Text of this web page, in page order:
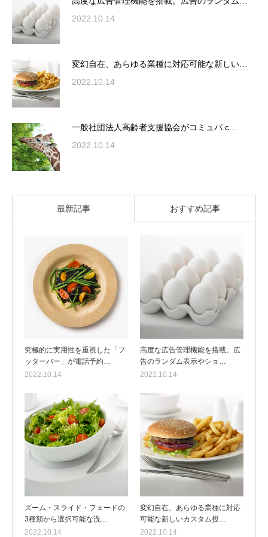
2022.10.14
変幻自在、あらゆる業種に対応可能な新しい…
2022.10.14
一般社団法人高齢者支援協会がコミュパ.c…
2022.10.14
最新記事 おすすめ記事
究極的に実用性を重視した「フ
ッターバー」が電話予約…
2022.10.14
高度な広告管理機能を搭載。広
告のランダム表示やショ…
2022.10.14
ズーム・スライド・フェードの
3種類から選択可能な洗…
2022.10.14
変幻自在、あらゆる業種に対応
可能な新しいカスタム投…
2022.10.14